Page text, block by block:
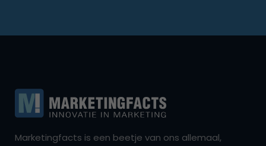
Marketingfacts is een beetje van ons allemaal,